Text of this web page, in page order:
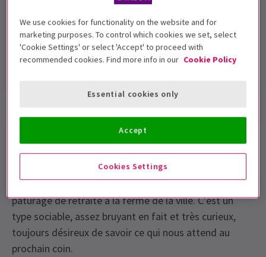
Durée: 50-60 minutes straight through plus
meet and greet afterwards in the foyer
Inclut un entracte
Un excellent spectacle familial interactif, parfait pour
les vacances scolaires !
Cecil est un âne amical qui vit heureux dans son
pâturage de retraite à la ferme de la ville. C’est un
type sociable, assez bruyant en fait et très curieux,
toujours désireux de savoir ce qui nous attend au
prochain coin.
We use cookies for functionality on the website and for
marketing purposes. To control which cookies we set, select
'Cookie Settings' or select 'Accept' to proceed with
recommended cookies. Find more info in our Cookie Policy
Cookies Settings
Essential cookies only
Accept